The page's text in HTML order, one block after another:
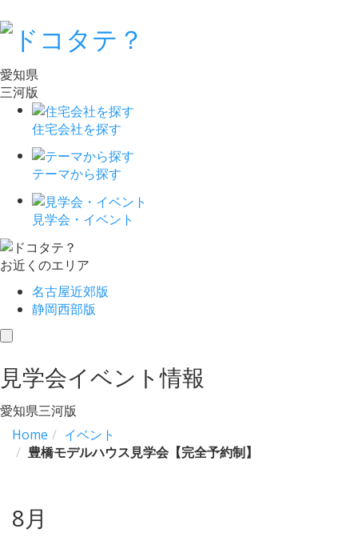
愛知県
三河版
住宅会社を探す
テーマから探す
見学会・イベント
お近くのエリア
名古屋近郊版
静岡西部版
toggle
見学会イベント情報
愛知県三河版
Home
イベント
豊橋モデルハウス見学会【完全予約制】
8月